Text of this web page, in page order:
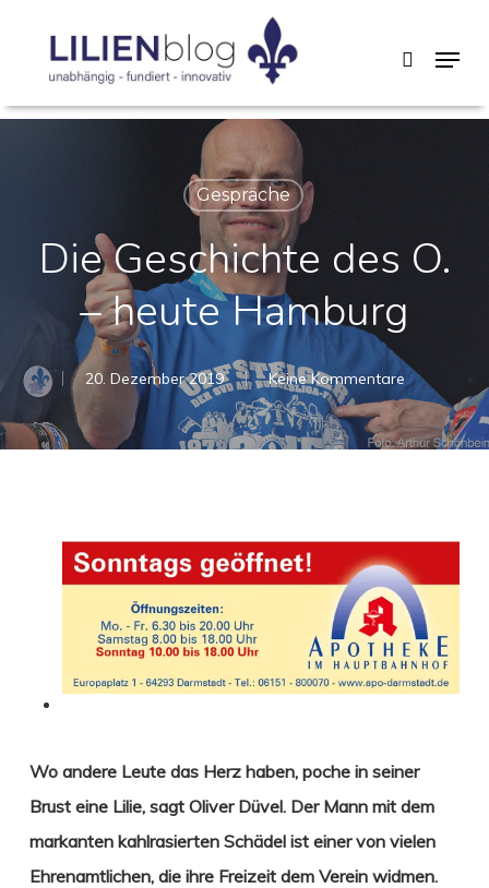
content
search
Menu
Gespräche
Die Geschichte des O.
– heute Hamburg
20. Dezember 2019 Keine Kommentare
Wo andere Leute das Herz haben, poche in seiner
Brust eine Lilie, sagt Oliver Düvel. Der Mann mit dem
markanten kahlrasierten Schädel ist einer von vielen
Ehrenamtlichen, die ihre Freizeit dem Verein widmen.